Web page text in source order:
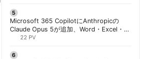
Microsoft 365 CopilotにAnthropicの
Claude Opus 5が追加、Word・Excel・
PowerPointで選択可能に | 胡田昌彦
22 PV